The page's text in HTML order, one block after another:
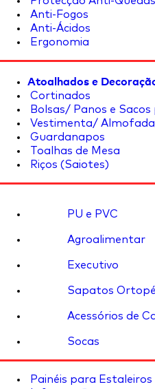
Anti-Fogos
Anti-Ácidos
Ergonomia
Atoalhados e
Cortinados
Bolsas/ Panos e
Vestimenta/
Guardanapos
Toalhas de Mesa
Riços (Saiotes)
PU e PVC
Agroalimentar
Executivo
Sapatos
Acessórios de
Socas
Painéis para Estaleiros